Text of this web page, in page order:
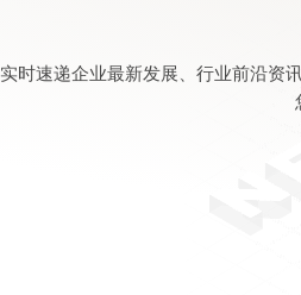
实时速递企业最新发展、行业前沿资